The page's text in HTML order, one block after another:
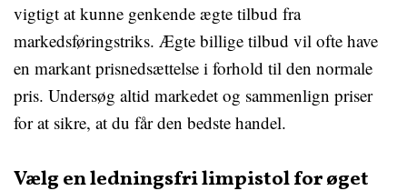
vigtigt at kunne genkende ægte tilbud fra
markedsføringstriks. Ægte billige tilbud vil ofte have
en markant prisnedsættelse i forhold til den normale
pris. Undersøg altid markedet og sammenlign priser
for at sikre, at du får den bedste handel.
Vælg en ledningsfri limpistol for øget